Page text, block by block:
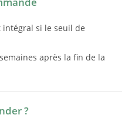
si le seuil de
après la fin de la
?